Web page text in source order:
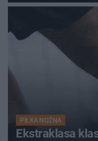
PIŁKA NOŻNA
Ekstraklasa